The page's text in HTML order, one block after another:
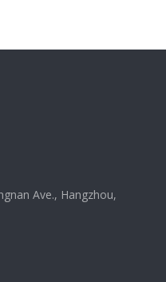
Ave., Hangzhou,